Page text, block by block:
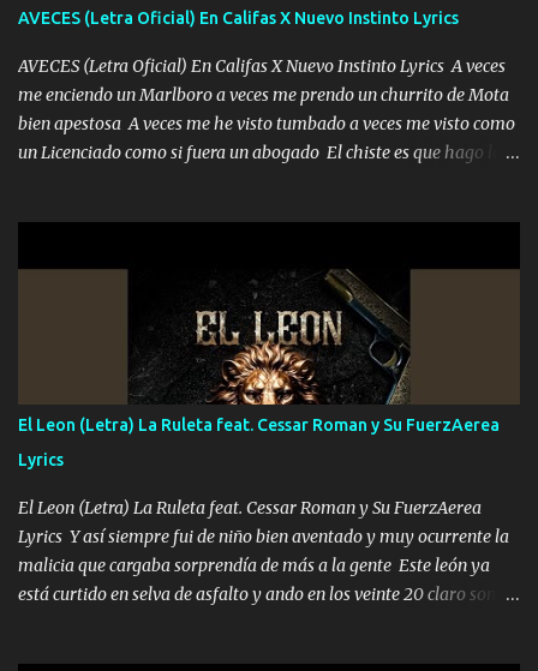
AVECES (Letra Oficial) En Califas X Nuevo Instinto Lyrics
AVECES (Letra Oficial) En Califas X Nuevo Instinto Lyrics A veces
me enciendo un Marlboro a veces me prendo un churrito de Mota
bien apestosa A veces me he visto tumbado a veces me visto como
un Licenciado como si fuera un abogado El chiste es que hago lo
corriente no quieren verte subir de level trucha mis plebes Música
A veces me pongo un sombrero a veces me ven la cachucha de lado
con la mirada siempre en alto A veces me fajó una super o a veces
me fajó una Glock siempre armado todas las generaciones yo
traigo El chiste es que hago lo que quiero pues así soy me mandó
yo tengo el control a todos yo les paro el dedo soy hocicon un
malcriado un malandrón Que Les importa no saben nada falsas
las risas las que me miran hay gente corriente no quieren ve...
El Leon (Letra) La Ruleta feat. Cessar Roman y Su FuerzAerea
Lyrics
El Leon (Letra) La Ruleta feat. Cessar Roman y Su FuerzAerea
Lyrics Y así siempre fui de niño bien aventado y muy ocurrente la
malicia que cargaba sorprendía de más a la gente Este león ya
está curtido en selva de asfalto y ando en los veinte 20 claro son